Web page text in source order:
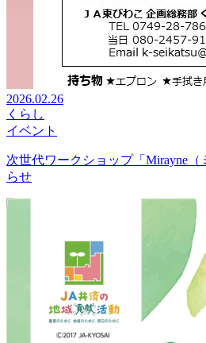
2026.02.26
くらし
イベント
次世代ワークショップ「Mirayne
らせ